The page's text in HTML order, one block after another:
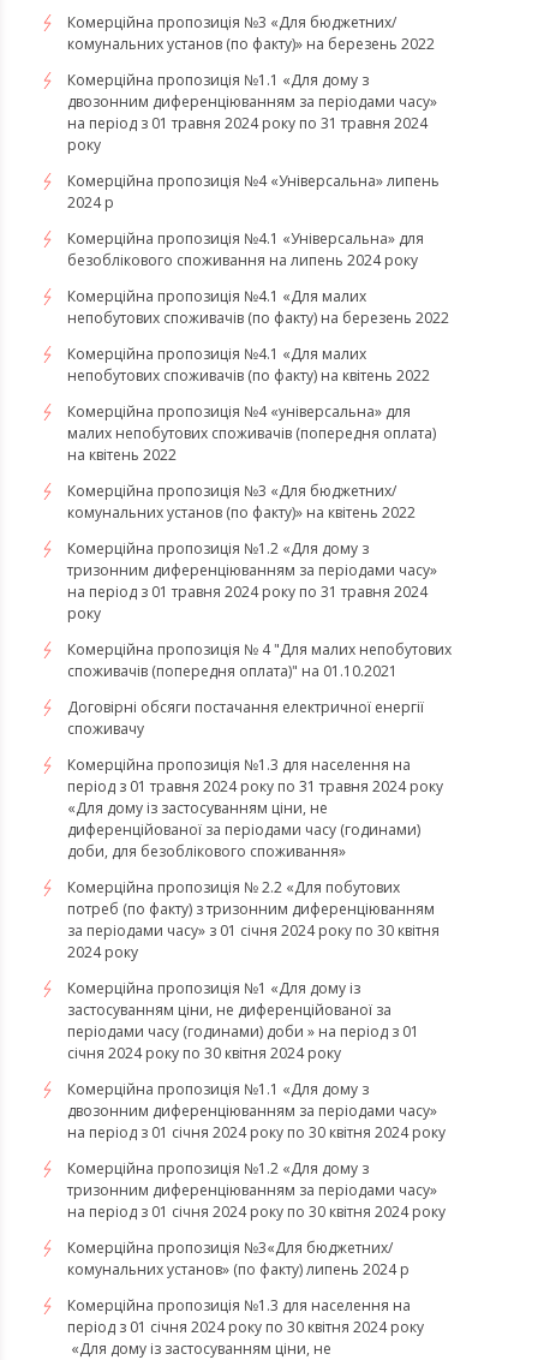
Комерційна пропозиція №3 «Для бюджетних/
комунальних установ (по факту)» на березень 2022
Комерційна пропозиція №1.1 «Для дому з
двозонним диференціюванням за періодами часу»
на період з 01 травня 2024 року по 31 травня 2024
року
Комерційна пропозиція №4 «Універсальна» липень
2024 р
Комерційна пропозиція №4.1 «Універсальна» для
безоблікового споживання на липень 2024 року
​​​​​​​Комерційна пропозиція №4.1 «Для малих
непобутових споживачів (по факту) на березень 2022
Комерційна пропозиція №4.1 «Для малих
непобутових споживачів (по факту) на квітень 2022
​​​​​​​Комерційна пропозиція №4 «універсальна» для
малих непобутових споживачів (попередня оплата)
на квітень 2022
Комерційна пропозиція №3 «Для бюджетних/
комунальних установ (по факту)» на квітень 2022
Комерційна пропозиція №1.2 «Для дому з
тризонним диференціюванням за періодами часу»
на період з 01 травня 2024 року по 31 травня 2024
року
Комерційна пропозиція № 4 "Для малих непобутових
споживачів (попередня оплата)" на 01.10.2021
Договірні обсяги постачання електричної енергії
споживачу
Комерційна пропозиція №1.3 для населення на
період з 01 травня 2024 року по 31 травня 2024 року
«Для дому із застосуванням ціни, не
диференційованої за періодами часу (годинами)
доби, для безоблікового споживання»
Комерційна пропозиція № 2.2 «Для побутових
потреб (по факту) з тризонним диференціюванням
за періодами часу» з 01 січня 2024 року по 30 квітня
2024 року
Комерційна пропозиція №1 «Для дому із
застосуванням ціни, не диференційованої за
періодами часу (годинами) доби » на період з 01
січня 2024 року по 30 квітня 2024 року
Комерційна пропозиція №1.1 «Для дому з
двозонним диференціюванням за періодами часу»
на період з 01 січня 2024 року по 30 квітня 2024 року
Комерційна пропозиція №1.2 «Для дому з
тризонним диференціюванням за періодами часу»
на період з 01 січня 2024 року по 30 квітня 2024 року
Комерційна пропозиція №3«Для бюджетних/
комунальних установ» (по факту) липень 2024 р
Комерційна пропозиція №1.3 для населення на
період з 01 січня 2024 року по 30 квітня 2024 року
«Для дому із застосуванням ціни, не